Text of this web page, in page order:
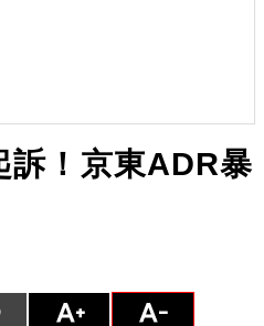
訴！京東ADR暴